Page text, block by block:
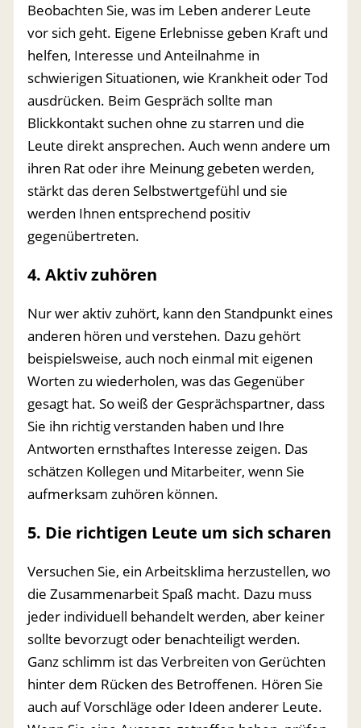
Beobachten Sie, was im Leben anderer Leute
vor sich geht. Eigene Erlebnisse geben Kraft und
helfen, Interesse und Anteilnahme in
schwierigen Situationen, wie Krankheit oder Tod
ausdrücken. Beim Gespräch sollte man
Blickkontakt suchen ohne zu starren und die
Leute direkt ansprechen. Auch wenn andere um
ihren Rat oder ihre Meinung gebeten werden,
stärkt das deren Selbstwertgefühl und sie
werden Ihnen entsprechend positiv
gegenübertreten.
4. Aktiv zuhören
Nur wer aktiv zuhört, kann den Standpunkt eines
anderen hören und verstehen. Dazu gehört
beispielsweise, auch noch einmal mit eigenen
Worten zu wiederholen, was das Gegenüber
gesagt hat. So weiß der Gesprächspartner, dass
Sie ihn richtig verstanden haben und Ihre
Antworten ernsthaftes Interesse zeigen. Das
schätzen Kollegen und Mitarbeiter, wenn Sie
aufmerksam zuhören können.
5. Die richtigen Leute um sich scharen
Versuchen Sie, ein Arbeitsklima herzustellen, wo
die Zusammenarbeit Spaß macht. Dazu muss
jeder individuell behandelt werden, aber keiner
sollte bevorzugt oder benachteiligt werden.
Ganz schlimm ist das Verbreiten von Gerüchten
hinter dem Rücken des Betroffenen. Hören Sie
auch auf Vorschläge oder Ideen anderer Leute.